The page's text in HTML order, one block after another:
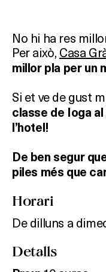
No hi ha res
Per això, Casa
millor pla per un
Si et ve de gust
classe de Ioga
l’hotel!
De ben segur
piles més que
Horari
De dilluns a
Detalls